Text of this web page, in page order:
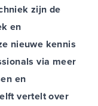
zijn de
en
nieuwe kennis
via meer
en
vertelt over